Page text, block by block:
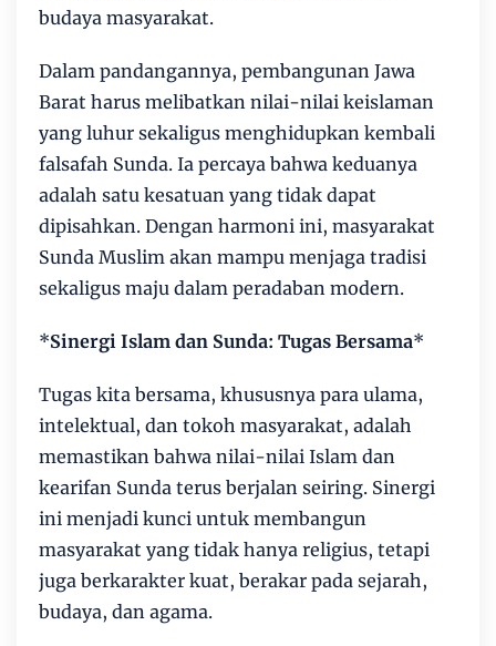
budaya masyarakat.
Dalam pandangannya, pembangunan Jawa
Barat harus melibatkan nilai-nilai keislaman
yang luhur sekaligus menghidupkan kembali
falsafah Sunda. Ia percaya bahwa keduanya
adalah satu kesatuan yang tidak dapat
dipisahkan. Dengan harmoni ini, masyarakat
Sunda Muslim akan mampu menjaga tradisi
sekaligus maju dalam peradaban modern.
*Sinergi Islam dan Sunda: Tugas Bersama*
Tugas kita bersama, khususnya para ulama,
intelektual, dan tokoh masyarakat, adalah
memastikan bahwa nilai-nilai Islam dan
kearifan Sunda terus berjalan seiring. Sinergi
ini menjadi kunci untuk membangun
masyarakat yang tidak hanya religius, tetapi
juga berkarakter kuat, berakar pada sejarah,
budaya, dan agama.